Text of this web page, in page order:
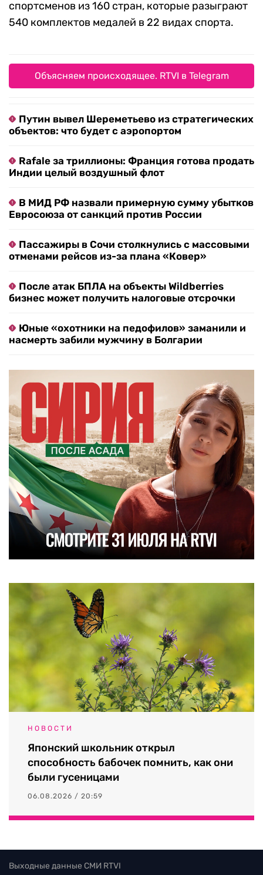
спортсменов из 160 стран, которые разыграют
540 комплектов медалей в 22 видах спорта.
Объясняем происходящее. RTVI в Telegram
Путин вывел Шереметьево из стратегических
объектов: что будет с аэропортом
Rafale за триллионы: Франция готова продать
Индии целый воздушный флот
В МИД РФ назвали примерную сумму убытков
Евросоюза от санкций против России
Пассажиры в Сочи столкнулись с массовыми
отменами рейсов из-за плана «Ковер»
После атак БПЛА на объекты Wildberries
бизнес может получить налоговые отсрочки
Юные «охотники на педофилов» заманили и
насмерть забили мужчину в Болгарии
НОВОСТИ
Японский школьник открыл
способность бабочек помнить, как они
были гусеницами
06.08.2026 / 20:59
Выходные данные СМИ RTVI